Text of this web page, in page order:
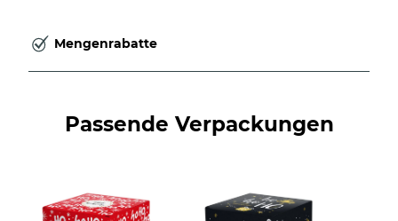
Mengenrabatte
Passende Verpackungen